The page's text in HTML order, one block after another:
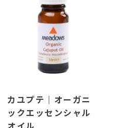
カユプテ｜オーガニ
ックエッセンシャル
オイル